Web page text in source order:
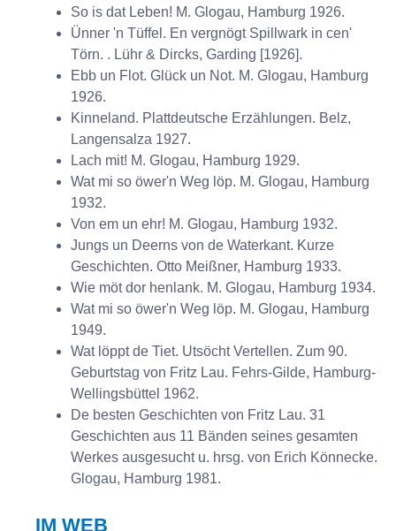
So is dat Leben! M. Glogau, Hamburg 1926.
Ünner 'n Tüffel. En vergnögt Spillwark in cen'
Törn. . Lühr & Dircks, Garding [1926].
Ebb un Flot. Glück un Not. M. Glogau, Hamburg
1926.
Kinneland. Plattdeutsche Erzählungen. Belz,
Langensalza 1927.
Lach mit! M. Glogau, Hamburg 1929.
Wat mi so öwer'n Weg löp. M. Glogau, Hamburg
1932.
Von em un ehr! M. Glogau, Hamburg 1932.
Jungs un Deerns von de Waterkant. Kurze
Geschichten. Otto Meißner, Hamburg 1933.
Wie möt dor henlank. M. Glogau, Hamburg 1934.
Wat mi so öwer'n Weg löp. M. Glogau, Hamburg
1949.
Wat löppt de Tiet. Utsöcht Vertellen. Zum 90.
Geburtstag von Fritz Lau. Fehrs-Gilde, Hamburg-
Wellingsbüttel 1962.
De besten Geschichten von Fritz Lau. 31
Geschichten aus 11 Bänden seines gesamten
Werkes ausgesucht u. hrsg. von Erich Könnecke.
Glogau, Hamburg 1981.
IM WEB